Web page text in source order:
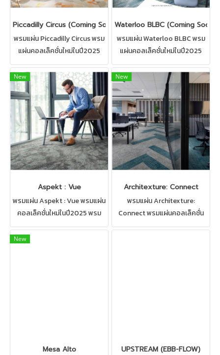
Piccadilly Circus (Coming Soon)
พรมแผ่น Piccadilly Circus พรม
แผ่นคอลเล็คชั่นใหม่ในปี2025
พรมสำหรับปูพื้นสำนักงาน,ห้อง
ทำงาน,ห้องประชุม มีให้เลือกหลาก
หลายแบบ
Waterloo BLBC (Coming Soon)
พรมแผ่น Waterloo BLBC พรม
แผ่นคอลเล็คชั่นใหม่ในปี2025
พรมสำหรับปูพื้นสำนักงาน,ห้อง
ทำงาน,ห้องประชุม มีให้เลือกหลาก
หลายแบบ
New
Aspekt : Vue
พรมแผ่น Aspekt : Vue พรมแผ่น
คอลเล็คชั่นใหม่ในปี2025 พรม
สำหรับปูพื้นสำนักงาน,ห้อง
ทำงาน,ห้องประชุม มีให้เลือกหลาก
New
Architexture: Connect
พรมแผ่น Architexture:
Connect พรมแผ่นคอลเล็คชั่น
ใหม่ในปี2025 พรมสำหรับปูพื้น
New
Mesa Alto
UPSTREAM (EBB-FLOW)